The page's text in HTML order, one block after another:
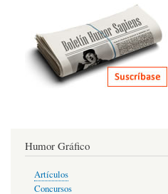
Humor Gráfico
Artículos
Concursos